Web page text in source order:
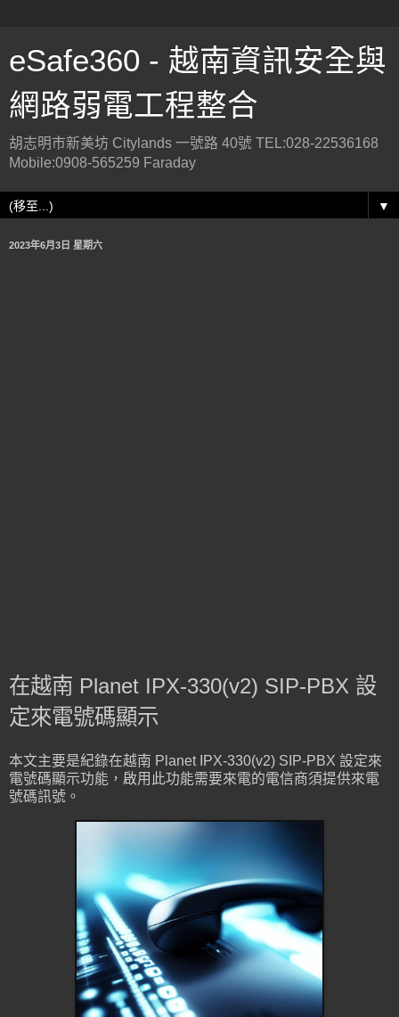
eSafe360 - 越南資訊安全與
網路弱電工程整合
胡志明市新美坊 Citylands 一號路 40號 TEL:028-22536168
Mobile:0908-565259 Faraday
▼
2023年6月3日 星期六
在越南 Planet IPX-330(v2) SIP-PBX 設
定來電號碼顯示
本文主要是紀錄在越南 Planet IPX-330(v2) SIP-PBX 設定來
電號碼顯示功能，啟用此功能需要來電的電信商須提供來電
號碼訊號。